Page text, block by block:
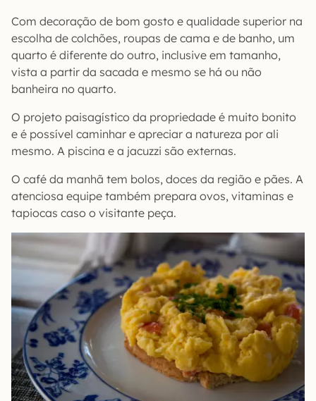
Com decoração de bom gosto e qualidade superior na
escolha de colchões, roupas de cama e de banho, um
quarto é diferente do outro, inclusive em tamanho,
vista a partir da sacada e mesmo se há ou não
banheira no quarto.
O projeto paisagístico da propriedade é muito bonito
e é possível caminhar e apreciar a natureza por ali
mesmo. A piscina e a jacuzzi são externas.
O café da manhã tem bolos, doces da região e pães. A
atenciosa equipe também prepara ovos, vitaminas e
tapiocas caso o visitante peça.